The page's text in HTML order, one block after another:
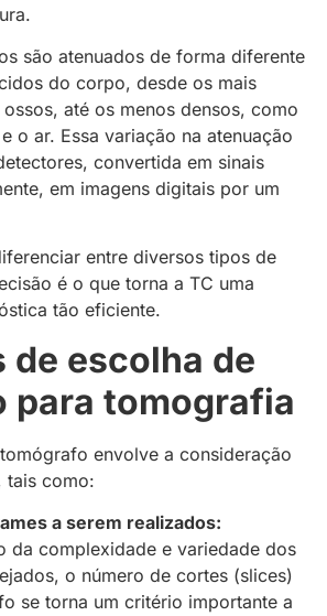
são atenuados de forma diferente
do corpo, desde os mais
até os menos densos, como
o ar. Essa variação na atenuação
convertida em sinais
em imagens digitais por um
entre diversos tipos de
é o que torna a TC uma
tão eficiente.
de escolha de
para tomografia
envolve a consideração
tais como:
a serem realizados:
da complexidade e variedade dos
o número de cortes (slices)
se torna um critério importante a